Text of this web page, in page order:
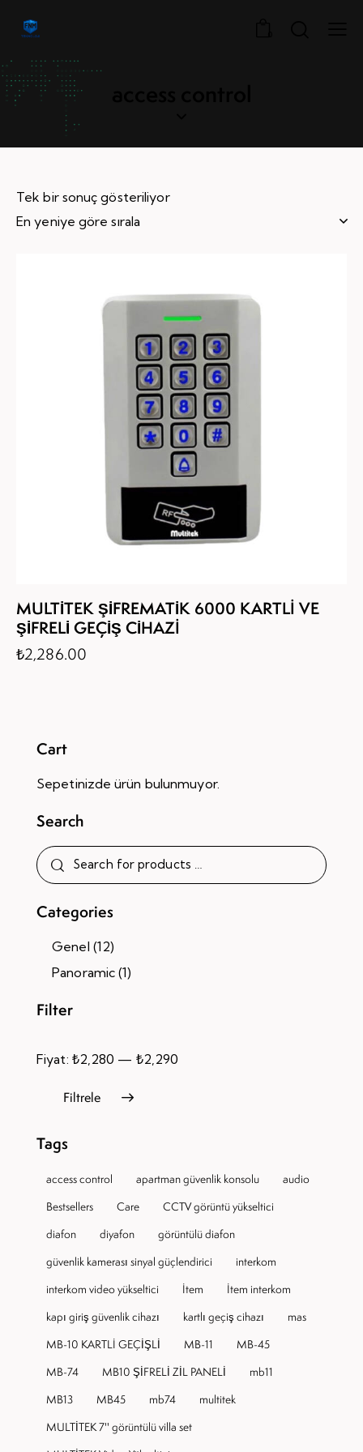
Tek bir sonuç gösteriliyor
MULTİTEK ŞİFREMATİK 6000 KARTLI VE
ŞİFRELİ GEÇİŞ CİHAZI
₺2,286.00
Cart
Sepetinizde ürün bulunmuyor.
Search
Categories
Genel (12)
Panoramic (1)
Filter
Filtrele
Fiyat: ₺2,280 — ₺2,290
Tags
access control apartman güvenlik konsolu
audio
Bestsellers
Care
CCTV görüntü yükseltici
diafon
diyafon
görüntülü diafon
güvenlik kamerası sinyal güçlendirici
interkom
interkom video yükseltici
Item
Item interkom
kapı giriş güvenlik cihazı
kartlı geçiş cihazı
mas
MB-10 KARTLI GEÇİŞLİ
MB-11
MB-45
MB-74
MB10 ŞİFRELİ ZİL PANELİ
mb11
MB13
MB45 mb74
multitek
MULTİTEK 7'' görüntülü villa set